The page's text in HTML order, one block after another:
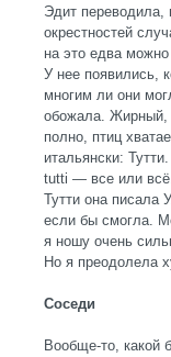
Эдит переводила,
окрестностей
на это едва
У нее появились,
многим ли они
обожала. Жирный,
полно, птиц
итальянски:
tutti — все или
Тутти она писала
если бы смогла.
я ношу очень
Но я преодолела
Соседи
Вообще-то, какой